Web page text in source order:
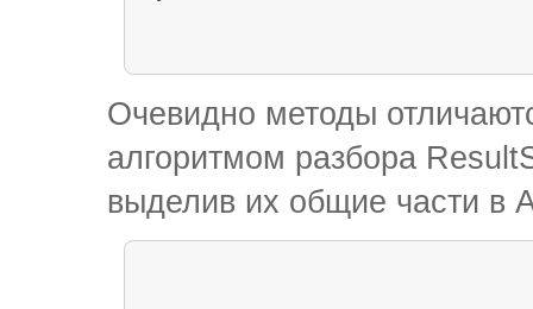
Очевидно методы
алгоритмом разбора
выделив их общие части в